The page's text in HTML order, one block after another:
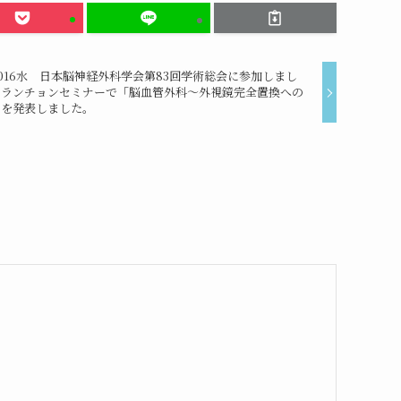
水 日本脳神経外科学会第83回学術総会に参加しまし
ンチョンセミナーで「脳血管外科～外視鏡完全置換への
発表しました。